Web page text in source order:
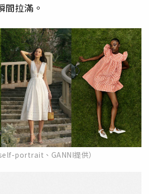
間拉滿。
self-portrait、GANNI提供）